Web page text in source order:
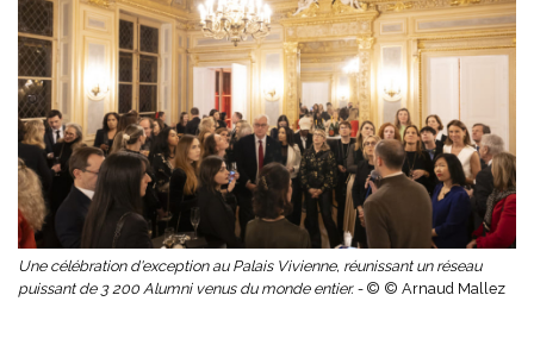
Une célébration d'exception au Palais Vivienne, réunissant un réseau
puissant de 3 200 Alumni venus du monde entier. - © © Arnaud Mallez